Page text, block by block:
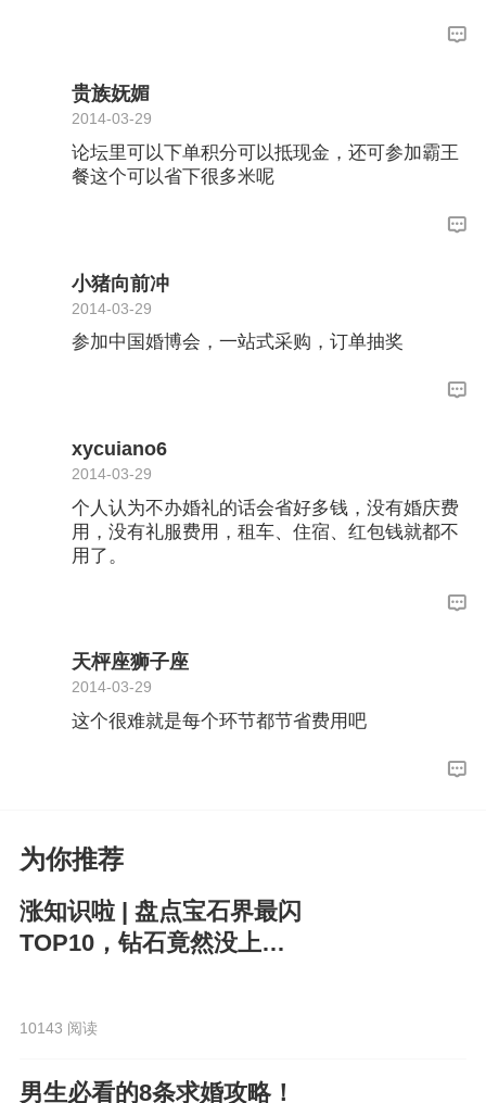
贵族妩媚
2014-03-29
论坛里可以下单积分可以抵现金，还可参加霸王
餐这个可以省下很多米呢
小猪向前冲
2014-03-29
参加中国婚博会，一站式采购，订单抽奖
xycuiano6
2014-03-29
个人认为不办婚礼的话会省好多钱，没有婚庆费
用，没有礼服费用，租车、住宿、红包钱就都不
用了。
天枰座狮子座
2014-03-29
这个很难就是每个环节都节省费用吧
为你推荐
涨知识啦 | 盘点宝石界最闪
TOP10，钻石竟然没上
10143 阅读
男生必看的8条求婚攻略！